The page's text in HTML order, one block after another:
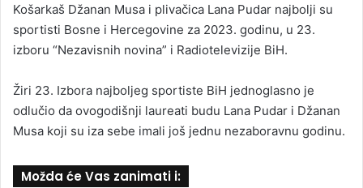
Košarkaš Džanan Musa i plivačica Lana Pudar najbolji su
sportisti Bosne i Hercegovine za 2023. godinu, u 23.
izboru “Nezavisnih novina” i Radiotelevizije BiH.
Žiri 23. Izbora najboljeg sportiste BiH jednoglasno je
odlučio da ovogodišnji laureati budu Lana Pudar i Džanan
Musa koji su iza sebe imali još jednu nezaboravnu godinu.
Možda će Vas zanimati i: